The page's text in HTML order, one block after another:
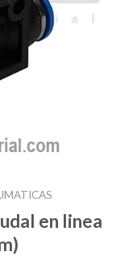
en linea